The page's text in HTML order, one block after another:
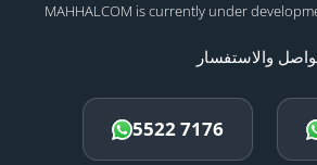
MAHHALCOM is currently under
والاستفسار
5522 7176